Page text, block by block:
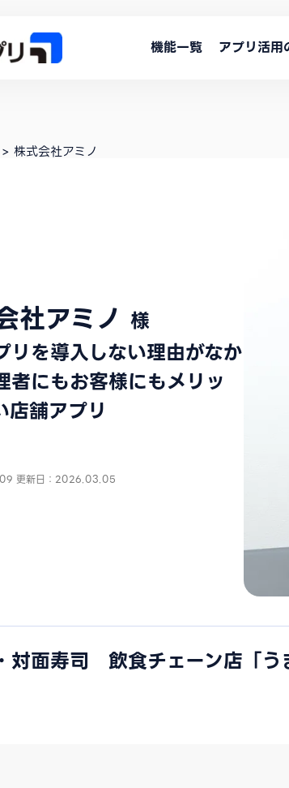
機能一覧 アプリ活用
> 株式会社アミノ
社アミノ 様
リを導入しない理由がなか
者にもお客様にもメリッ
店舗アプリ
更新日：2026.03.05
対面寿司 飲食チェーン店「う